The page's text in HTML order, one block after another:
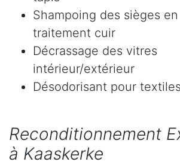
Shampoing des sièges
traitement cuir
Décrassage des vitres
intérieur/extérieur
Désodorisant pour textiles
Reconditionnement
à Kaaskerke